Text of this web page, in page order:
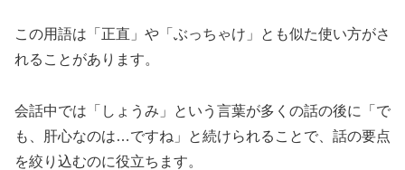
この用語は「正直」や「ぶっちゃけ」とも似た使い方がさ
れることがあります。
会話中では「しょうみ」という言葉が多くの話の後に「で
も、肝心なのは…ですね」と続けられることで、話の要点
を絞り込むのに役立ちます。